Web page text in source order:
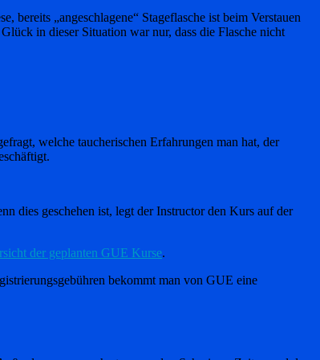
„angeschlagene“ Stageflasche ist beim Verstauen
in dieser Situation war nur, dass die Flasche nicht
welche taucherischen Erfahrungen man hat, der
dies geschehen ist, legt der Instructor den Kurs auf der
der geplanten GUE Kurse.
bekommt man von GUE eine